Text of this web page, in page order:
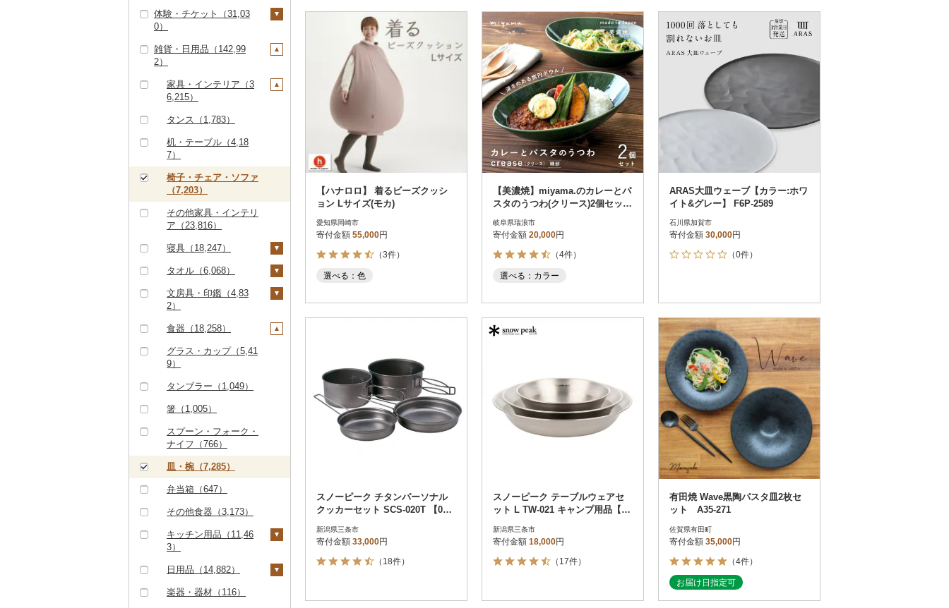
神戸牛・神戸ビーフ
（3,077）
但馬牛（811）
佐賀牛（6,812）
長崎和牛（2,289）
あか牛（1,745）
宮崎牛（2,430）
その他牛肉（精肉）
（8,388）
その他貝（1,240）
クエ（249）
くじら（227）
サバ（3,109）
鯛（1,677）
のどぐろ（462）
ふぐ（2,390）
ブリ（1,158）
ほっけ（308）
その他鮮魚（3,213）
286）
かまぼこ・練り製品
（3,007）
その他魚介・加工品
（36,872）
ななつぼし（4,644）
その他米（9,297）
399）
せとか（1,124）
文旦（430）
まどんな（328）
ポンカン（735）
その他柑橘（8,365）
ドライフルーツ（4,33
5）
干し柿（661）
干し芋（1,532）
その他ドライフルーツ
（2,125）
その他果物（4,989）
びわ（226）
ブルーベリー（692）
パイナップル（191）
栗（497）
その他果物（3,062）
その他根菜（366）
その他きのこ（943）
かぼちゃ（402）
茄子（303）
レタス（214）
その他野菜（5,779）
リングワイン（612）
その他ワイン（1,42
5）
甘酒（4,756）
ノンアルコール（94
7）
その他酒（4,307）
足柄茶（74）
その他茶（2,032）
6）
3）
（1,466）
野菜ジュース（2,88
炭酸飲料（1,958）
その他飲料・ジュース
アイス・ジェラート
その他洋菓子（8,13
4）
煎餅・おかき（2,30
羊羹（840）
饅頭（1,551）
大福（889）
その他和菓子（9,79
4）
そうめん（2,894）
その他麺（3,093）
シチュー（1,054）
肉（22,425）
ピザ（2,057）
豆腐・納豆（1,215）
豆腐（574）
納豆（623）
漬物（9,816）
梅干（6,410）
キムチ（1,171）
その他漬物（2,324）
缶詰・瓶詰（14,333）
肉（538）
魚（2,649）
果物（527）
ジャム（3,748）
640）
乾物（2,639）
燻製（スモーク）（2,
235）
おせち（1,270）
その他加工品（19,04
1）
酢（1,405）
だし（2,384）
食用油（2,423）
えごま油（473）
オリーブオイル（83
4）
ごま油（335）
その他食用油（933）
はちみつ（8,454）
ドレッシング（2,33
0）
その他調味料（10,08
6）
みりん（128）
ケチャップ（158）
こしょう（72）
その他調味料（8,91
8）
キッチン家電（1,29
照明器具（1,479）
（1,320）
メラ（1,555）
美容・健康家電（1,04
2）
カー用品（1,260）
時計（1,946）
その他家電（3,017）
旅行券（1,663）
ポン（Eメール発行）
JTBふるさと旅行券
（紙券）（53）
その他旅行券（488）
体験・チケット（31,03
0）
PayPay商品券（8,23
食事券（5,967）
用券（1,051）
水族館（84）
動物園（40）
釣り（406）
ダイビング（216）
スキーチケット・リフ
ト券（257）
ゴルフプレー券（2,84
GDOふるさとゴルフ
2）
その他のゴルフプレー
券（852）
花火大会チケット（3
4）
（12,395）
雑貨・日用品（142,99
2）
家具・インテリア（3
6,215）
タンス（1,783）
机・テーブル（4,18
7）
椅子・チェア・ソファ
（7,203）
その他家具・インテリ
ア（23,816）
寝具（18,247）
布団（5,993）
枕（2,329）
その他寝具（7,508）
タオル（6,068）
泉州タオル（2,748）
0）
文房具・印鑑（4,83
2）
ボールペン（597）
ノート・ファイル（4
40）
印鑑（630）
その他文房具（3,39
食器（18,258）
グラス・カップ（5,41
9）
タンブラー（1,049）
箸（1,005）
スプーン・フォーク・
ナイフ（766）
皿・椀（7,285）
弁当箱（647）
その他食器（3,173）
キッチン用品（11,46
3）
包丁（1,679）
フライパン（1,379）
日用品（14,882）
洗剤（1,421）
楽器・器材（116）
【ハナロロ】 着るビーズクッシ
ョン Lサイズ(モカ)
愛知県岡崎市
寄付金額 55,000円
（3件）
選べる：色
【美濃焼】miyama.のカレーとパ
スタのうつわ(クリース)2個セッ
岐阜県瑞浪市
寄付金額 20,000円
（4件）
選べる：カラー
ARAS大皿ウェーブ【カラー:ホワ
イト&グレー】 F6P-2589
石川県加賀市
寄付金額 30,000円
（0件）
スノーピーク チタンパーソナル
クッカーセット SCS-020T 【035
新潟県三条市
寄付金額 33,000円
（18件）
スノーピーク テーブルウェアセ
ット L TW-021 キャンプ用品【01
新潟県三条市
寄付金額 18,000円
（17件）
有田焼 Wave黒陶パスタ皿2枚セ
ット A35-271
佐賀県有田町
寄付金額 35,000円
（4件）
お届け日指定可